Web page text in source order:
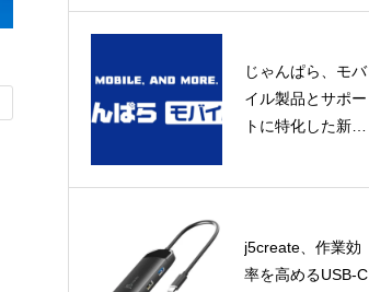
じゃんぱら、モバ
イル製品とサポー
トに特化した新コ
j5create、作業効
率を高めるUSB-C